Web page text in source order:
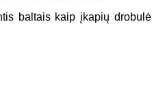
baltais kaip įkapių drobulė